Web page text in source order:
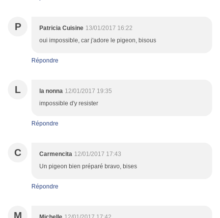
P Patricia Cuisine 13/01/2017 16:22
oui impossible, car j'adore le pigeon, bisous
Répondre
L la nonna 12/01/2017 19:35
impossible d'y resister
Répondre
C Carmencita 12/01/2017 17:43
Un pigeon bien préparé bravo, bises
Répondre
M